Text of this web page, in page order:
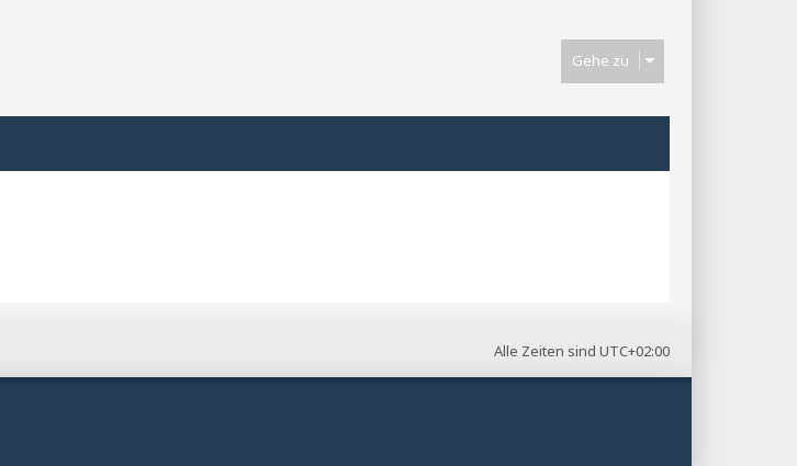
Gehe zu
Alle Zeiten sind UTC+02:00